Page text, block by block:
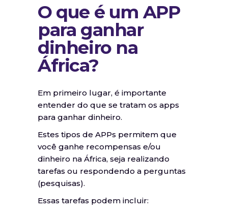
O que é um APP
para ganhar
dinheiro na
África?
Em primeiro lugar, é importante
entender do que se tratam os apps
para ganhar dinheiro.
Estes tipos de APPs permitem que
você ganhe recompensas e/ou
dinheiro na África, seja realizando
tarefas ou respondendo a perguntas
(pesquisas).
Essas tarefas podem incluir: